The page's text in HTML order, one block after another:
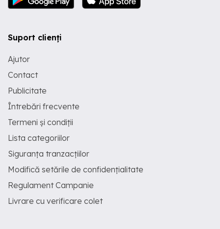
Suport clienți
Ajutor
Contact
Publicitate
Întrebări frecvente
Termeni și condiții
Lista categoriilor
Siguranța tranzacțiilor
Modifică setările de confidențialitate
Regulament Campanie
Livrare cu verificare colet